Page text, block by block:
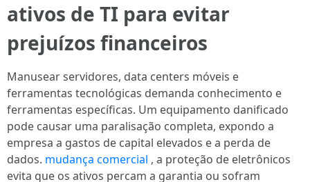
ativos de TI para evitar
prejuízos financeiros
Manusear servidores, data centers móveis e
ferramentas tecnológicas demanda conhecimento e
ferramentas específicas. Um equipamento danificado
pode causar uma paralisação completa, expondo a
empresa a gastos de capital elevados e a perda de
dados. mudança comercial , a proteção de eletrônicos
evita que os ativos percam a garantia ou sofram